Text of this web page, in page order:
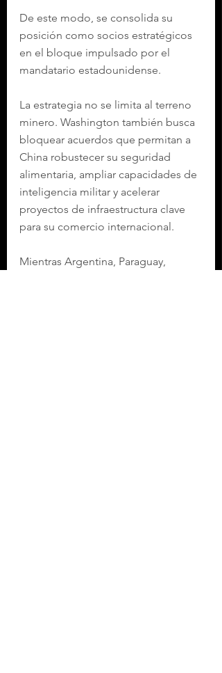
De este modo, se consolida su
posición como socios estratégicos
en el bloque impulsado por el
mandatario estadounidense.
La estrategia no se limita al terreno
minero. Washington también busca
bloquear acuerdos que permitan a
China robustecer su seguridad
alimentaria, ampliar capacidades de
inteligencia militar y acelerar
proyectos de infraestructura clave
para su comercio internacional.
Mientras Argentina, Paraguay,